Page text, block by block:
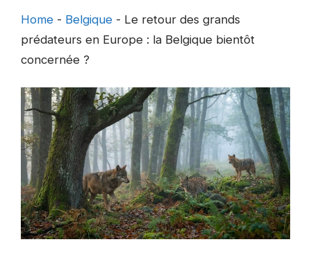
Home - Belgique - Le retour des grands
prédateurs en Europe : la Belgique bientôt
concernée ?